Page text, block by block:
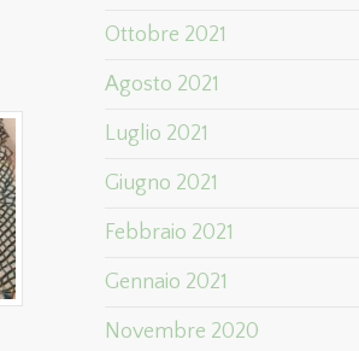
Ottobre 2021
Agosto 2021
Luglio 2021
Giugno 2021
Febbraio 2021
Gennaio 2021
Novembre 2020